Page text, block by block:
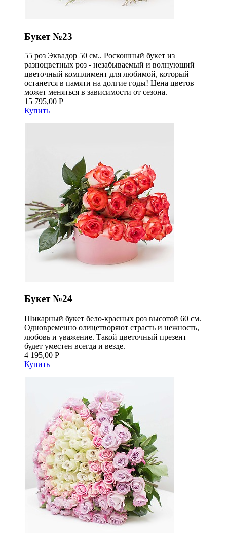
Букет №23
55 роз Эквадор 50 см.. Роскошный букет из
разноцветных роз - незабываемый и волнующий
цветочный комплимент для любимой, который
останется в памяти на долгие годы! Цена цветов
может меняться в зависимости от сезона.
15 795,00 Р
Купить
Букет №24
Шикарный букет бело-красных роз высотой 60 см.
Одновременно олицетворяют страсть и нежность,
любовь и уважение. Такой цветочный презент
будет уместен всегда и везде.
4 195,00 Р
Купить